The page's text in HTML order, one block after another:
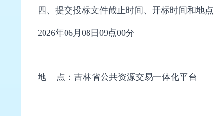
四、提交投标文件截止时间、开标时间和地点
2026年06月08日09点00分
地 点：吉林省公共资源交易一体化平台